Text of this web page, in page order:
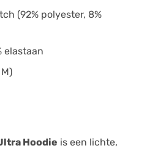
(92% polyester, 8%
elastaan
Hoodie is een lichte,